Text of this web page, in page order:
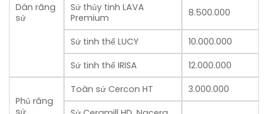
Dán răng
sứ
Sứ thủy tinh LAVA
Premium
8.500.000
Sứ tinh thể LUCY
10.000.000
Sứ tinh thể IRISA
12.000.000
Phủ răng
sứ
Toàn sứ Cercon HT
3.000.000